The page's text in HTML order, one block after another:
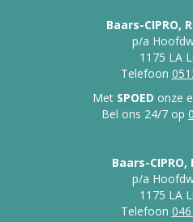
Baars-CIPRO,
p/a
1175 LA
Telefoon
Met SPOED onze
Bel ons 24/7 op
Baars-
p/a
1175 LA
Telefoon